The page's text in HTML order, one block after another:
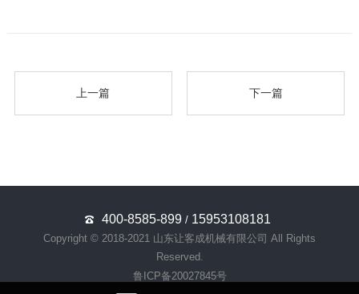
上一篇 下一篇
400-8585-899 / 15953108181
Copyright © 2018-2021 山东让客成机械有限公司 All Rights
Reserved.
鲁ICP备20027845号